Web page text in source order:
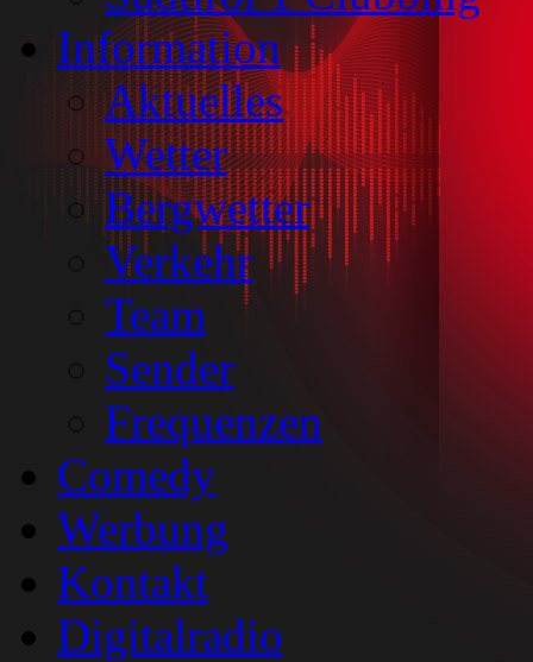
Information
Aktuelles
Wetter
Bergwetter
Verkehr
Team
Sender
Frequenzen
Comedy
Werbung
Kontakt
Digitalradio